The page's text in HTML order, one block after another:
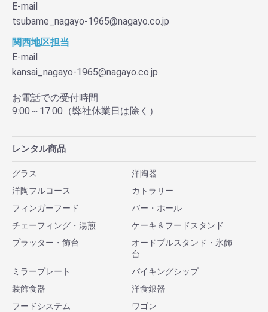
E-mail
tsubame_nagayo-1965@nagayo.co.jp
関西地区担当
E-mail
kansai_nagayo-1965@nagayo.co.jp
お電話での受付時間
9:00～17:00（弊社休業日は除く）
レンタル商品
グラス
洋陶器
洋陶フルコース
カトラリー
フィンガーフード
バー・ホール
チェーフィング・湯煎
ケーキ＆フードスタンド
プラッター・飾台
オードブルスタンド・氷飾
台
ミラープレート
バイキングシップ
装飾食器
洋食銀器
フードシステム
ワゴン